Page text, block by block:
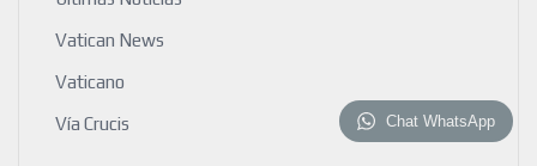
Vatican News
Vaticano
Vía Crucis Chat WhatsApp